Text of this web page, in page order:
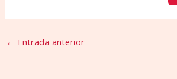
← Entrada anterior